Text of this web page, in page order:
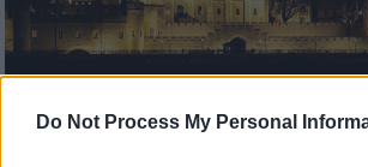
Do Not Process My Personal